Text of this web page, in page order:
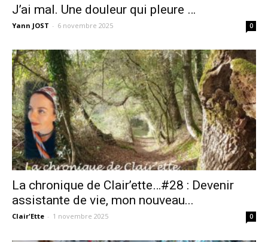
J’ai mal. Une douleur qui pleure …
Yann JOST - 6 novembre 2025 0
La chronique de Clair’ette…#28 : Devenir
assistante de vie, mon nouveau...
Clair'Ette - 1 novembre 2025 0